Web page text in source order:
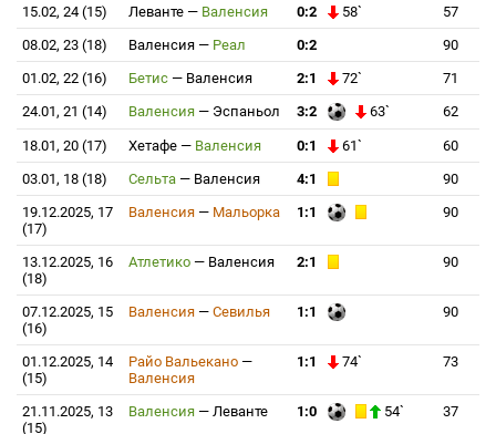
15.02, 24 (15) Леванте — Валенсия 0:2 58`
57
08.02, 23 (18)
Валенсия — Реал 0:2
90
01.02, 22 (16)
Бетис — Валенсия 2:1 72`
71
24.01, 21 (14)
Валенсия — Эспаньол 3:2 63` 62
18.01, 20 (17) Хетафе — Валенсия 0:1 61`
60
03.01, 18 (18)
Сельта — Валенсия 4:1
90
19.12.2025, 17
(17)
Валенсия — Мальорка 1:1 90
13.12.2025, 16
(18)
Атлетико — Валенсия 2:1 90
07.12.2025, 15
(16)
Валенсия — Севилья 1:1 90
01.12.2025, 14
(15)
Райо Вальекано —
Валенсия
1:1 74` 73
21.11.2025, 13
(15)
Валенсия — Леванте 1:0 54` 37